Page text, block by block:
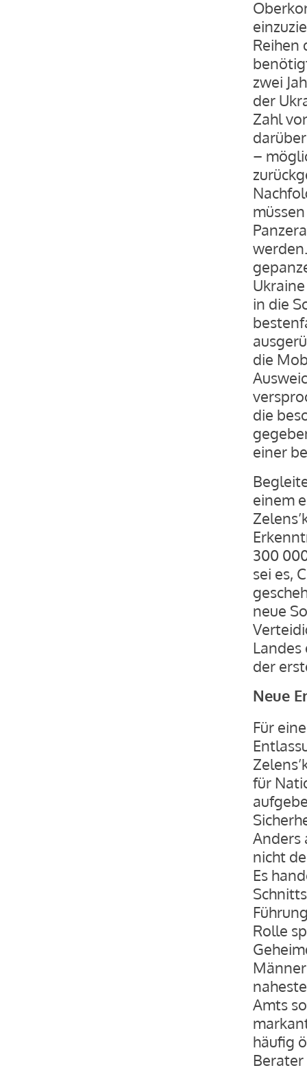
Reihen
zwei
der
Zahl
–
in die
die
die
einer
einem
300
sei es,
neue
Landes
der
Neue
Für
für
Anders
nicht
Es
Rolle
Amts
häufig